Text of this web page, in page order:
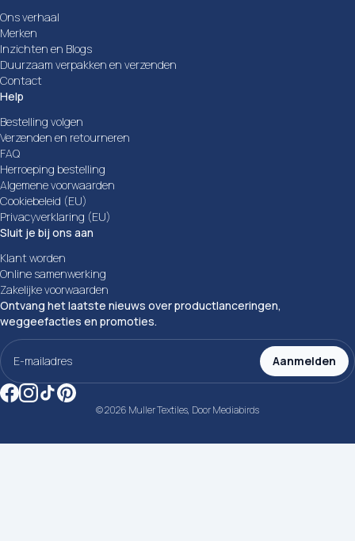
Ons verhaal
Merken
Inzichten en Blogs
Duurzaam verpakken en verzenden
Contact
Help
Bestelling volgen
Verzenden en retourneren
FAQ
Herroeping bestelling
Algemene voorwaarden
Cookiebeleid (EU)
Privacyverklaring (EU)
Sluit je bij ons aan
Klant worden
Online samenwerking
Zakelijke voorwaarden
Ontvang het laatste nieuws over productlanceringen,
weggeefacties en promoties.
E-
mailadres
(Vereist)
Aanmelden
© 2026 Muller Textiles, DoorMediabirds